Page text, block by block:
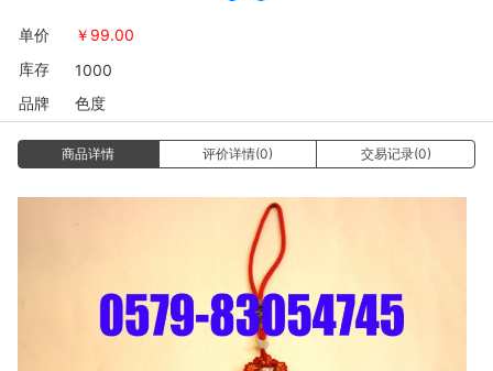
单价 ￥ 99.00
库存
1000
品牌
色度
商品详情 评价详情(0) 交易记录(0)